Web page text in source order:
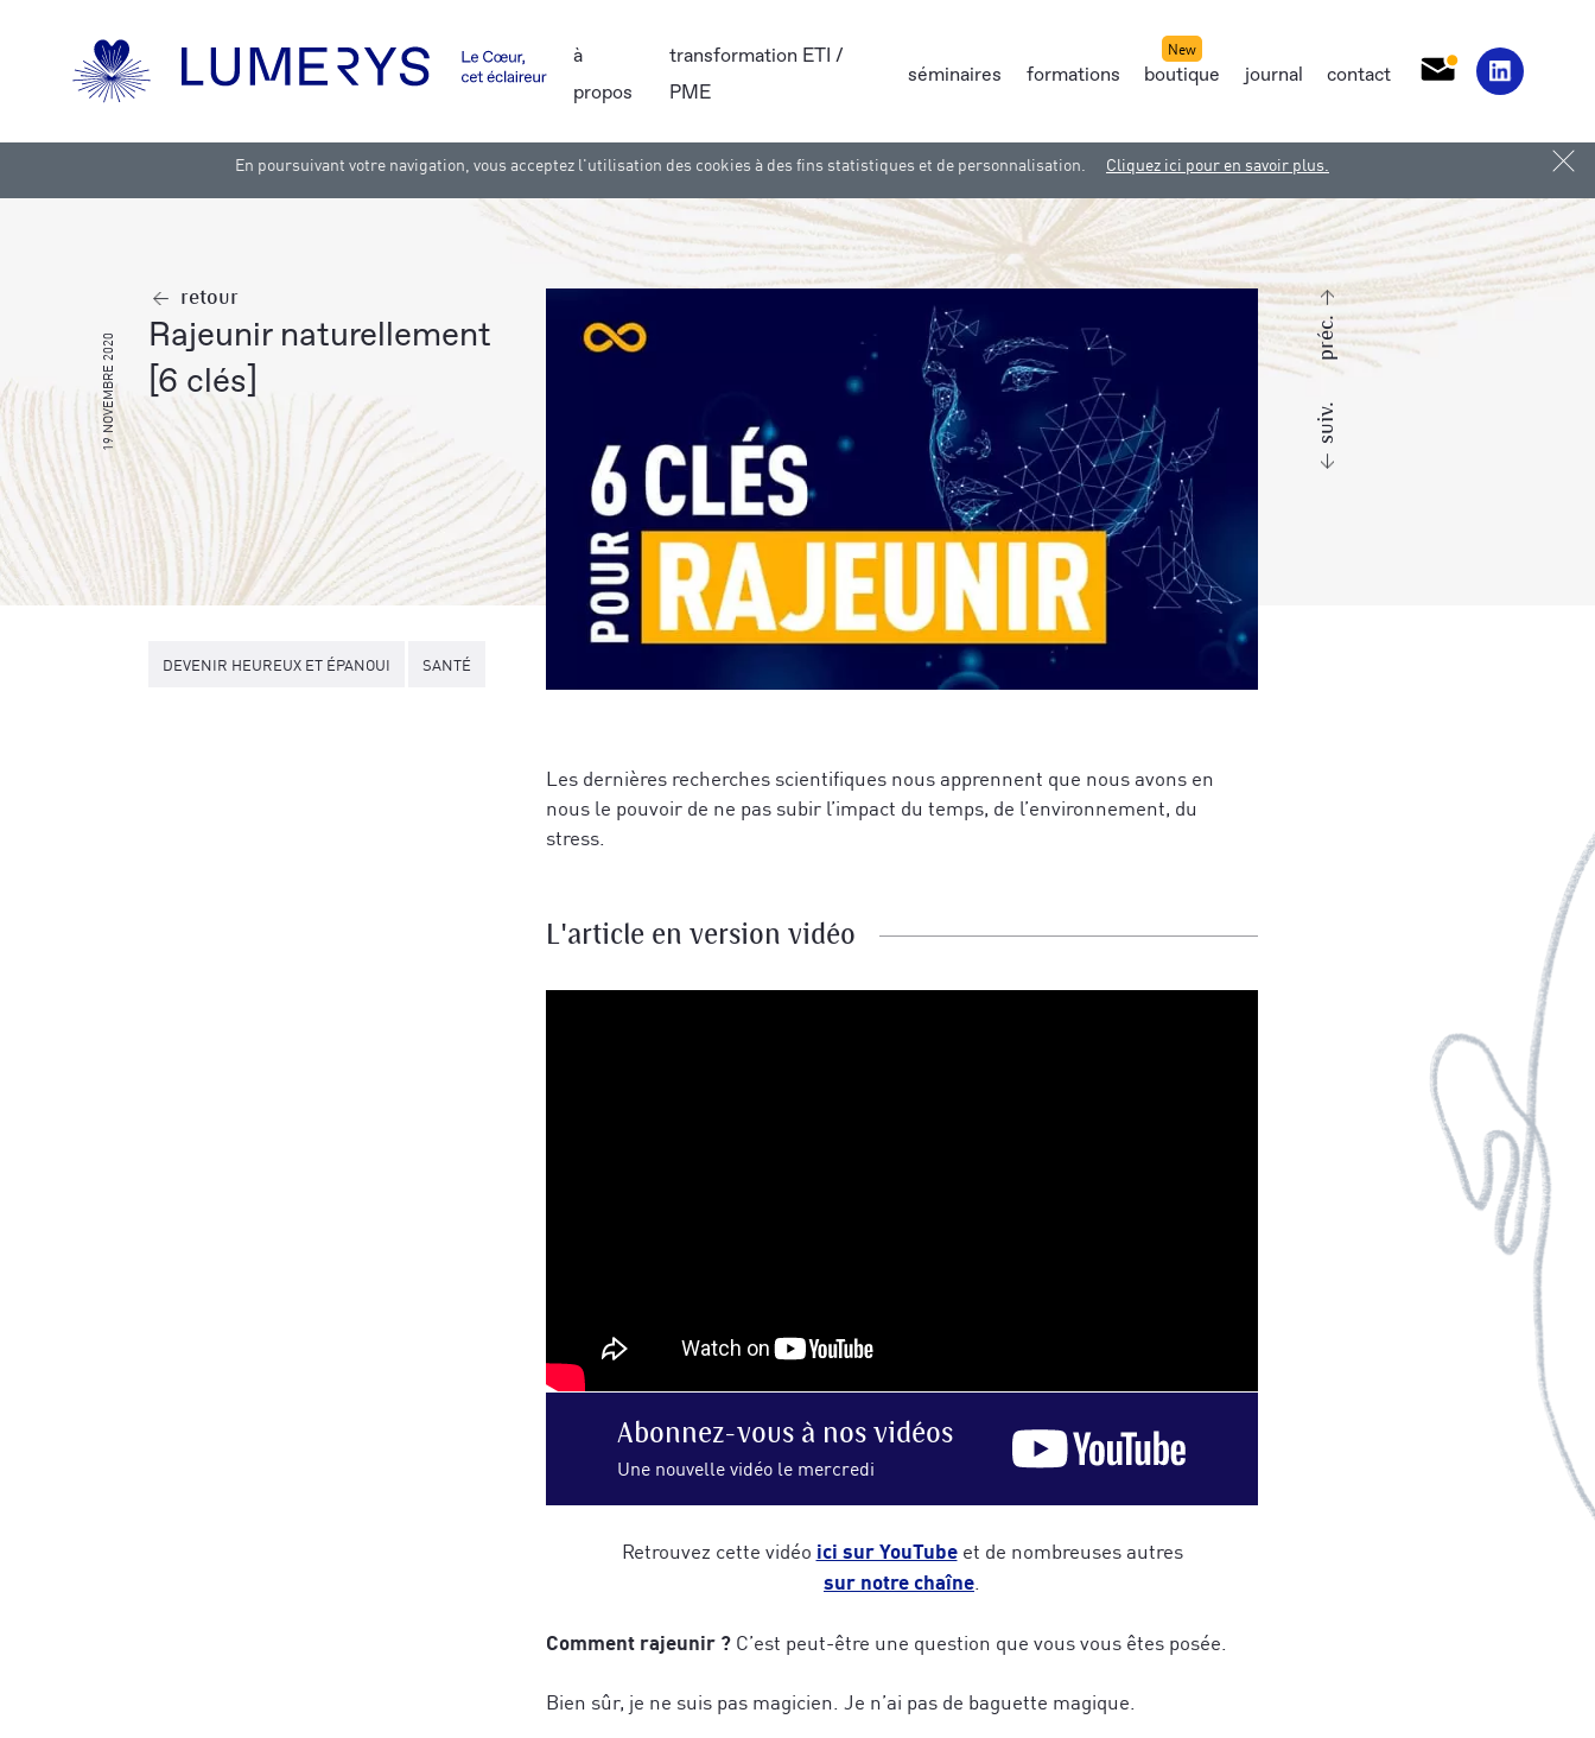
En poursuivant votre navigation, vous acceptez l'utilisation des cookies à des fins statistiques et de personnalisation. Cliquez ici pour en savoir plus.
à
propos
transformation ETI /
PME
séminaires formations boutique journal contact
retour
rajeunir naturellement
[6 clés]
19 NOVEMBRE 2020 suiv.
préc.
DEVENIR HEUREUX ET ÉPANOUI SANTÉ
Les dernières recherches scientifiques nous apprennent que nous avons en
nous le pouvoir de ne pas subir l’impact du temps, de l’environnement, du
stress.
L'article en version vidéo
Abonnez-vous à nos vidéos
Une nouvelle vidéo le mercredi
Retrouvez cette vidéo ici sur YouTubeet de nombreuses autres
sur notre chaîne
Comment rajeunir ? C’est peut-être une question que vous vous êtes posée.
Bien sûr, je ne suis pas magicien. Je n’ai pas de baguette magique.